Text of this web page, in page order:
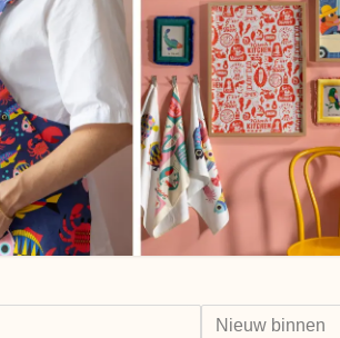
Nieuw binnen